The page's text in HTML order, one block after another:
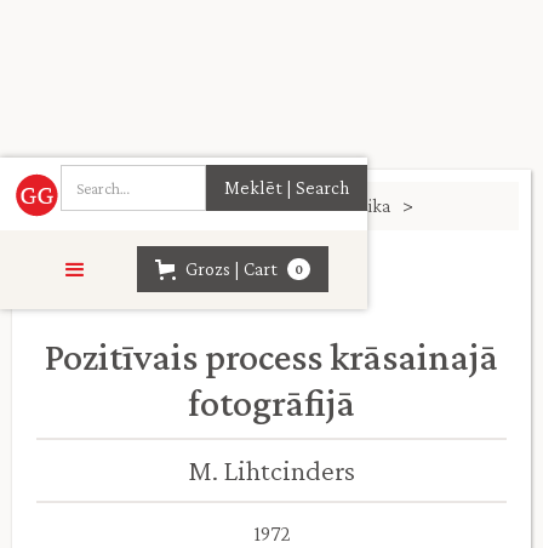
Grozs | Cart 0
Sākumlapa > Māksla. Arhitektūra. Mūzika >
Pozitīvais process krāsainajā
fotogrāfijā
M. Lihtcinders
1972